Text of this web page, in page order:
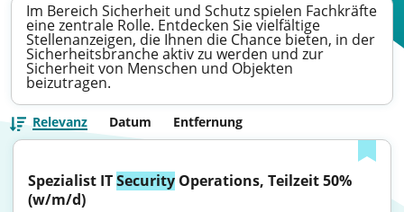
Im Bereich Sicherheit und Schutz spielen Fachkräfte
eine zentrale Rolle. Entdecken Sie vielfältige
Stellenanzeigen, die Ihnen die Chance bieten, in der
Sicherheitsbranche aktiv zu werden und zur
Sicherheit von Menschen und Objekten
beizutragen.
Relevanz Datum Entfernung
Spezialist IT Security Operations, Teilzeit 50%
(w/m/d)